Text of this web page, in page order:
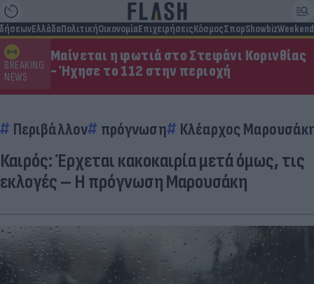
ΕλλάδαΠολιτικήΟικονομίαΕπιχειρήσειςΚόσμοςΣπορShowbizWeekend
BREAKING
NEWS
Μαίνεται η φωτιά στο Στεφάνι Κορινθίας
- Ήχησε το 112 στην περιοχή
Περιβάλλον πρόγνωση Κλέαρχος
Καιρός: Έρχεται κακοκαιρία μετά όμως, τις
εκλογές – Η πρόγνωση Μαρουσάκη